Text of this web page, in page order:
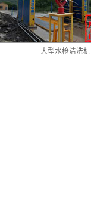
大型水枪清洗机